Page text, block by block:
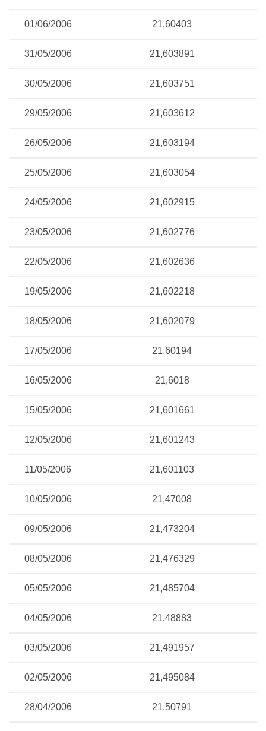
01/06/2006 21,60403
31/05/2006 21,603891
30/05/2006 21,603751
29/05/2006 21,603612
26/05/2006 21,603194
25/05/2006 21,603054
24/05/2006 21,602915
23/05/2006 21,602776
22/05/2006 21,602636
19/05/2006 21,602218
18/05/2006 21,602079
17/05/2006 21,60194
16/05/2006 21,6018
15/05/2006 21,601661
12/05/2006 21,601243
11/05/2006 21,601103
10/05/2006 21,47008
09/05/2006 21,473204
08/05/2006 21,476329
05/05/2006 21,485704
04/05/2006 21,48883
03/05/2006 21,491957
02/05/2006 21,495084
28/04/2006 21,50791